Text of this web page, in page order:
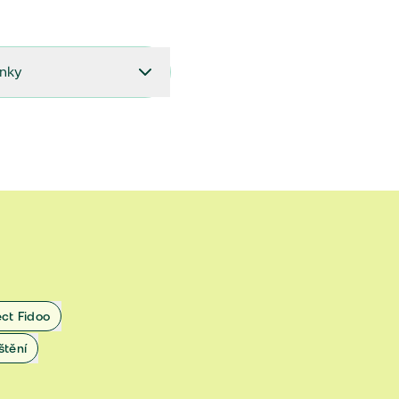
do 31.10.2022
do 8.7.2020
do 31.10.2019
Fidoo